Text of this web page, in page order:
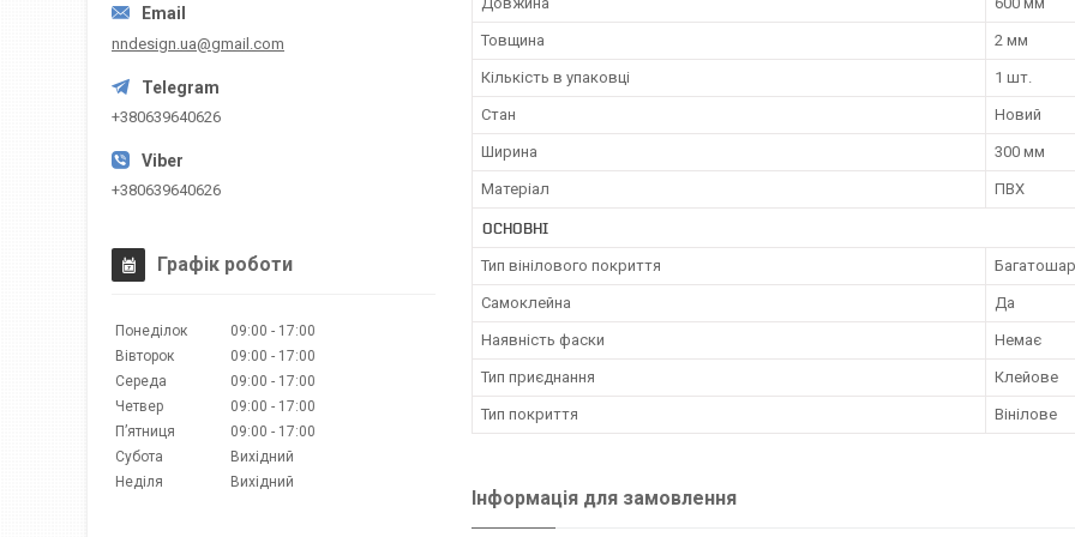
Товщина 2 мм
Кількість в упаковці 1 шт.
Стан Новий
Ширина 300 мм
Матеріал ПВХ
ОСНОВНІ
Тип вінілового покриття
Самоклейна Да
Наявність фаски Немає
Тип приєднання Клейове
Тип покриття Вінілове
Інформація для замовлення
nndesign.ua@gmail.com
+380639640626
+380639640626
Графік роботи
Понеділок 09:00
17:00
Вівторок
09:00
17:00
Середа
09:00
17:00
Четвер
09:00
17:00
Пʼятниця
09:00
17:00
Субота
Вихідний
Неділя
Вихідний